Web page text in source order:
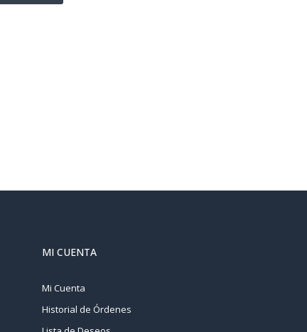
MI CUENTA
Mi Cuenta
Historial de Órdenes